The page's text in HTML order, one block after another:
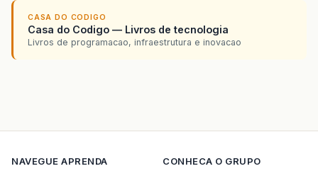
CASA DO CODIGO
Casa do Codigo — Livros de tecnologia
Livros de programacao, infraestrutura e inovacao
NAVEGUE APRENDA
CONHECA O GRUPO